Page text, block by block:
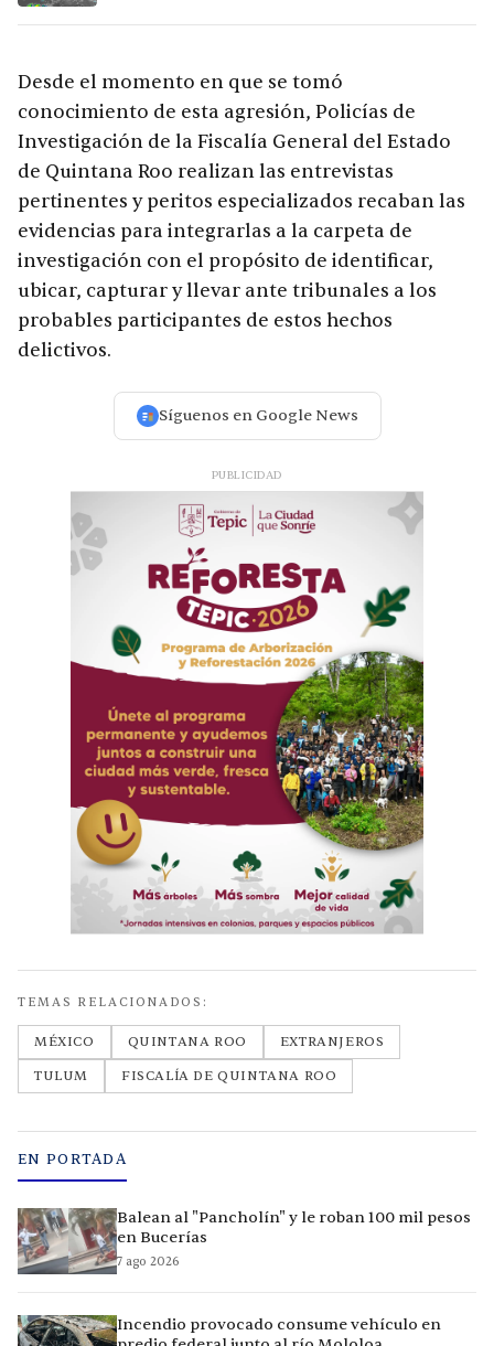
Desde el momento en que se tomó
conocimiento de esta agresión, Policías de
Investigación de la Fiscalía General del Estado
de Quintana Roo realizan las entrevistas
pertinentes y peritos especializados recaban las
evidencias para integrarlas a la carpeta de
investigación con el propósito de identificar,
ubicar, capturar y llevar ante tribunales a los
probables participantes de estos hechos
delictivos.
Síguenos en Google News
PUBLICIDAD
TEMAS RELACIONADOS:
MÉXICO QUINTANA ROO
EXTRANJEROS
TULUM
FISCALÍA DE QUINTANA ROO
EN PORTADA
Balean al "Pancholín" y le roban 100 mil pesos
en Bucerías
7 ago 2026
Incendio provocado consume vehículo en